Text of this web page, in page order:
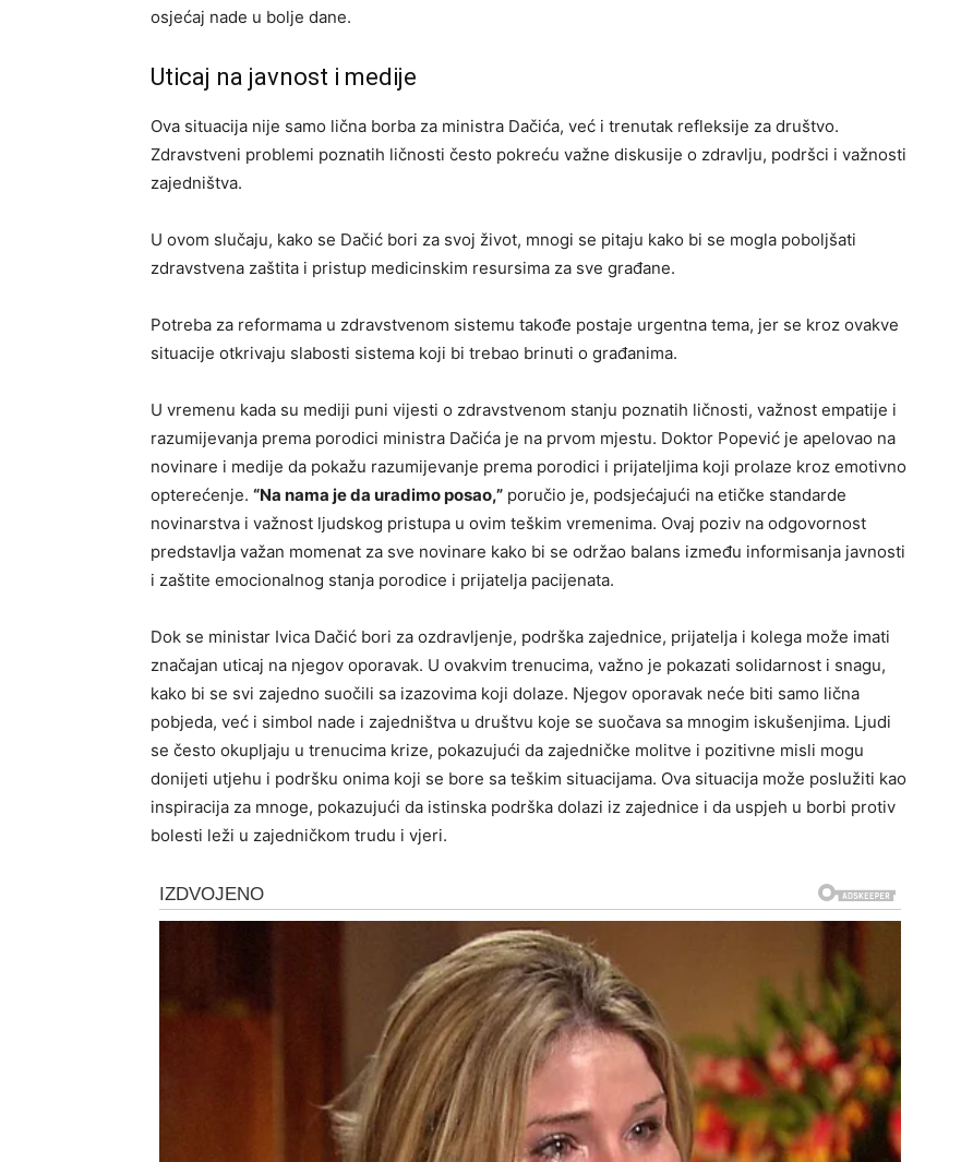
osjećaj nade u bolje dane.
Uticaj na javnost i medije
Ova situacija nije samo lična borba za ministra Dačića, već i trenutak refleksije za društvo.
Zdravstveni problemi poznatih ličnosti često pokreću važne diskusije o zdravlju, podršci i važnosti
zajedništva.
U ovom slučaju, kako se Dačić bori za svoj život, mnogi se pitaju kako bi se mogla poboljšati
zdravstvena zaštita i pristup medicinskim resursima za sve građane.
Potreba za reformama u zdravstvenom sistemu takođe postaje urgentna tema, jer se kroz ovakve
situacije otkrivaju slabosti sistema koji bi trebao brinuti o građanima.
U vremenu kada su mediji puni vijesti o zdravstvenom stanju poznatih ličnosti, važnost empatije i
razumijevanja prema porodici ministra Dačića je na prvom mjestu. Doktor Popević je apelovao na
novinare i medije da pokažu razumijevanje prema porodici i prijateljima koji prolaze kroz emotivno
opterećenje. “Na nama je da uradimo posao,” poručio je, podsjećajući na etičke standarde
novinarstva i važnost ljudskog pristupa u ovim teškim vremenima. Ovaj poziv na odgovornost
predstavlja važan momenat za sve novinare kako bi se održao balans između informisanja javnosti
i zaštite emocionalnog stanja porodice i prijatelja pacijenata.
Dok se ministar Ivica Dačić bori za ozdravljenje, podrška zajednice, prijatelja i kolega može imati
značajan uticaj na njegov oporavak. U ovakvim trenucima, važno je pokazati solidarnost i snagu,
kako bi se svi zajedno suočili sa izazovima koji dolaze. Njegov oporavak neće biti samo lična
pobjeda, već i simbol nade i zajedništva u društvu koje se suočava sa mnogim iskušenjima. Ljudi
se često okupljaju u trenucima krize, pokazujući da zajedničke molitve i pozitivne misli mogu
donijeti utjehu i podršku onima koji se bore sa teškim situacijama. Ova situacija može poslužiti kao
inspiracija za mnoge, pokazujući da istinska podrška dolazi iz zajednice i da uspjeh u borbi protiv
bolesti leži u zajedničkom trudu i vjeri.